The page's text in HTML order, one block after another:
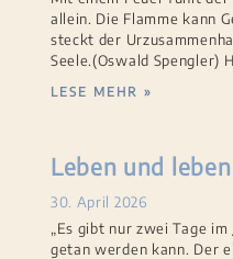
allein. Die Flamme kann
steckt der
Seele.(Oswald Spengler)
LESE MEHR »
Leben und
30. April 2026
„Es gibt nur zwei Tage
getan werden kann. Der